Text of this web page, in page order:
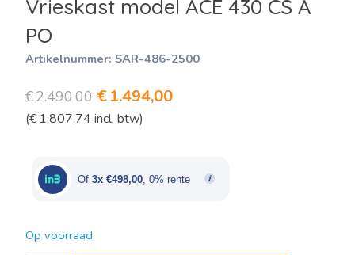
Vrieskast model ACE 430 CS A
PO
Artikelnummer: SAR-486-2500
€2.490,00 Oorspronkelijke
prijs
€2.490,00.
€1.494,00Huidige
€1.494,00.
(€ 1.807,74 incl. btw)
Of 3x €498,00 , 0% rente
Op voorraad